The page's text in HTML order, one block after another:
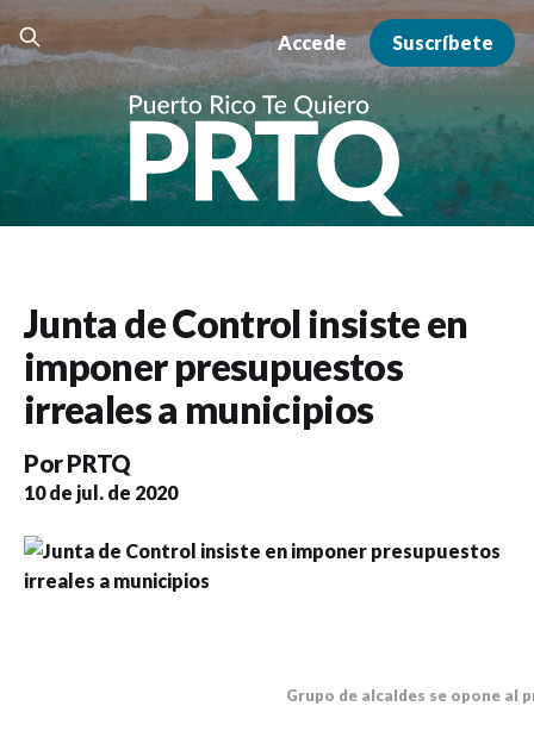
Accede Suscríbete
Junta de Control insiste en
imponer presupuestos
irreales a municipios
PorPRTQ
10 de jul. de 2020
Grupo de alcaldes se opone al